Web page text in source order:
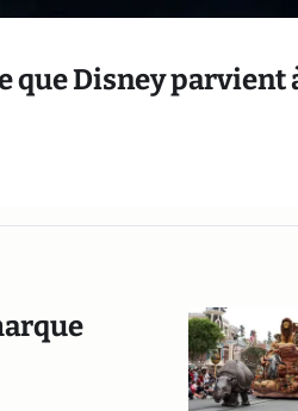
que Disney parvient